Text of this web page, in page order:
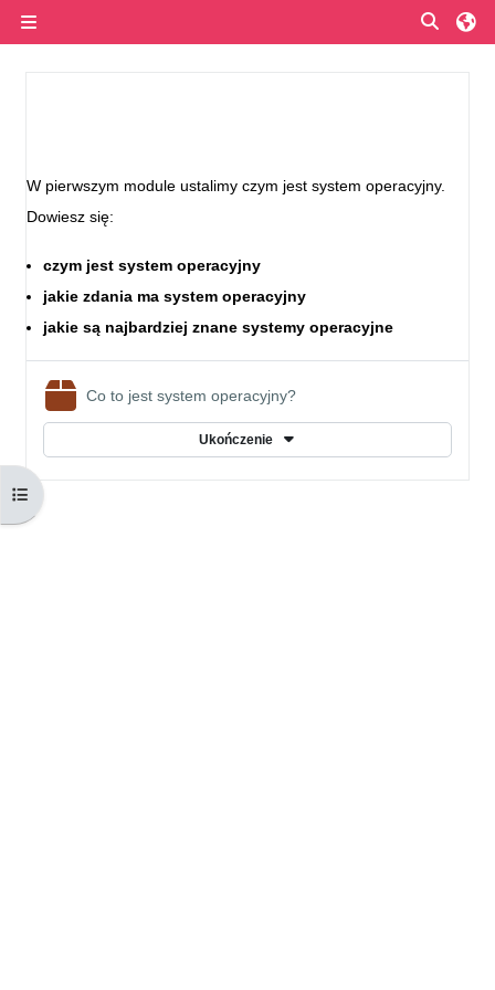
Otwórz indeks kursu
W pierwszym module ustalimy czym jest system operacyjny.
Dowiesz się:
czym jest system operacyjny
jakie zdania ma systemoperacyjny
jakie są najbardziej znane systemy operacyjne
Co to jest system operacyjny?Pakiet SCORM
Ukończenie